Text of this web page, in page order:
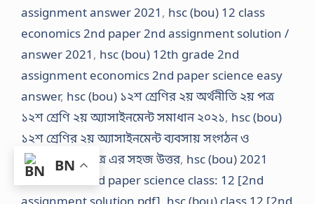
assignment answer 2021 , hsc (bou) 12 class
economics 2nd paper 2nd assignment solution /
answer 2021 , hsc (bou) 12th grade 2nd
assignment economics 2nd paper science easy
answer, hsc (bou) ১২শ শ্রেণির ২য় অর্থনীতি ২য় পত্র
১২শ শ্রেণি ২য় অ্যাসাইনমেন্ট সমাধান ২০২১, hsc (bou)
১২শ শ্রেণির ২য় অ্যাসাইনমেন্ট ব্যবসায় সংগঠন ও
ব্যবস্থাপনা ২য় পত্র এর সহজ উত্তর, hsc (bou) 2021
economics 2nd paper science class: 12 [2nd
assignment solution pdf] hsc (bou) class 12 [2nd
BN